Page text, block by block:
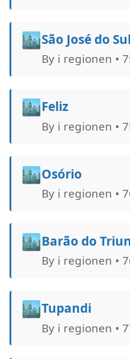
🏙️São José do Sul
By i regionen •
🏙️Feliz
By i regionen •
🏙️Osório
By i regionen •
🏙️Barão do
By i regionen •
🏙️Tupandi
By i regionen •